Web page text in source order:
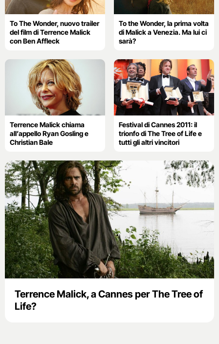
To The Wonder, nuovo trailer
del film di Terrence Malick
con Ben Affleck
To the Wonder, la prima volta
di Malick a Venezia. Ma lui ci
sarà?
Terrence Malick chiama
all’appello Ryan Gosling e
Christian Bale
Festival di Cannes 2011: il
trionfo di The Tree of Life e
tutti gli altri vincitori
Terrence Malick, a Cannes per The Tree of
Life?